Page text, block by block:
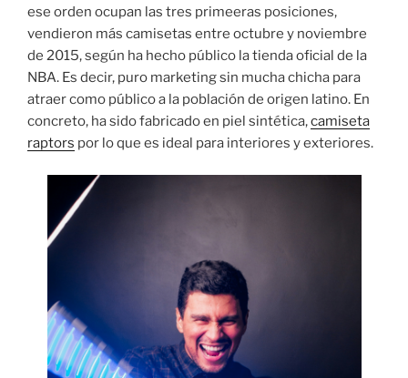
ese orden ocupan las tres primeeras posiciones,
vendieron más camisetas entre octubre y noviembre
de 2015, según ha hecho público la tienda oficial de la
NBA. Es decir, puro marketing sin mucha chicha para
atraer como público a la población de origen latino. En
concreto, ha sido fabricado en piel sintética,camiseta
raptors por lo que es ideal para interiores y exteriores.